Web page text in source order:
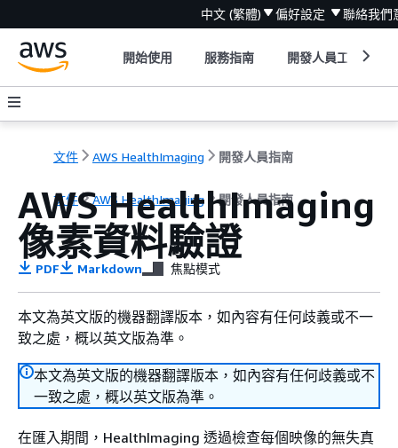
中文 (繁體) 偏好設定 聯絡我們
開始使用 服務指南 開發人員工具
文件 AWS HealthImaging 開發人員指南
文件 AWS HealthImaging 開發人員指南
AWS HealthImaging
像素資料驗證
PDF Markdown 焦點模式
本文為英文版的機器翻譯版本，如內容有任何歧義或不一
致之處，概以英文版為準。
本文為英文版的機器翻譯版本，如內容有任何歧義或不
一致之處，概以英文版為準。
在匯入期間，HealthImaging 透過檢查每個映像的無失真